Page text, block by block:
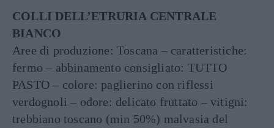
COLLI DELL’ETRURIA CENTRALE
BIANCO
Aree di produzione: Toscana – caratteristiche:
fermo – abbinamento consigliato: TUTTO
PASTO – colore: paglierino con riflessi
verdognoli – odore: delicato fruttato – vitigni:
trebbiano toscano (min 50%) malvasia del